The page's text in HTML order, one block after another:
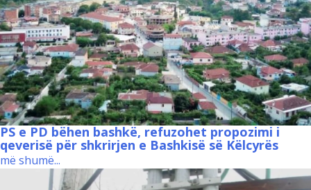
PS e PD bëhen bashkë, refuzohet propozimi i
qeverisë për shkrirjen e Bashkisë së Këlcyrës
më shumë...